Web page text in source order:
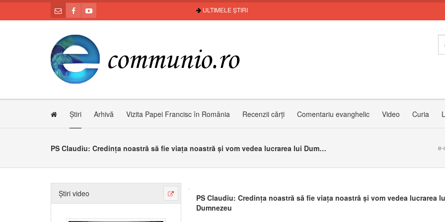
ULTIMELE ȘTIRI
Știri Arhivă Vizita Papei Francisc în România Recenzii cărți Comentariu evanghelic Video Curia
PS Claudiu: Credința noastră să fie viața noastră și vom vedea lucrarea lui Dumnezeu e-
Știri video
PS Claudiu: Credința noastră să fie viața noastră și vom vedea lucrarea
Dumnezeu